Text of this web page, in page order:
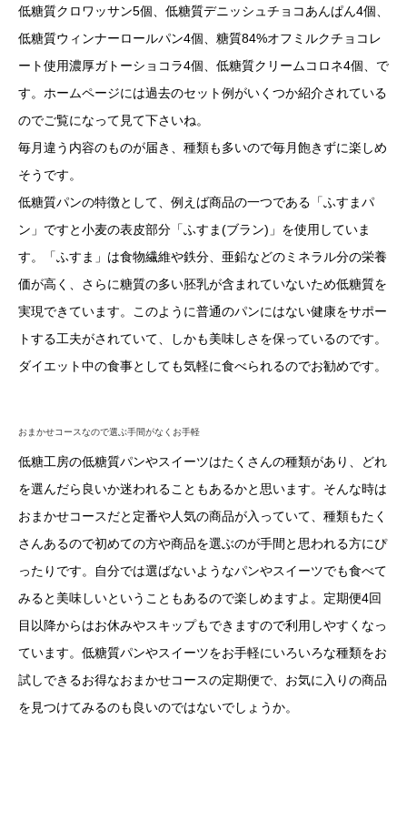
低糖質クロワッサン5個、低糖質デニッシュチョコあんぱん4個、
低糖質ウィンナーロールパン4個、糖質84%オフミルクチョコレ
ート使用濃厚ガトーショコラ4個、低糖質クリームコロネ4個、で
す。ホームページには過去のセット例がいくつか紹介されている
のでご覧になって見て下さいね。
毎月違う内容のものが届き、種類も多いので毎月飽きずに楽しめ
そうです。
低糖質パンの特徴として、例えば商品の一つである「ふすまパ
ン」ですと小麦の表皮部分「ふすま(ブラン)」を使用していま
す。「ふすま」は食物繊維や鉄分、亜鉛などのミネラル分の栄養
価が高く、さらに糖質の多い胚乳が含まれていないため低糖質を
実現できています。このように普通のパンにはない健康をサポー
トする工夫がされていて、しかも美味しさを保っているのです。
ダイエット中の食事としても気軽に食べられるのでお勧めです。
おまかせコースなので選ぶ手間がなくお手軽
低糖工房の低糖質パンやスイーツはたくさんの種類があり、どれ
を選んだら良いか迷われることもあるかと思います。そんな時は
おまかせコースだと定番や人気の商品が入っていて、種類もたく
さんあるので初めての方や商品を選ぶのが手間と思われる方にぴ
ったりです。自分では選ばないようなパンやスイーツでも食べて
みると美味しいということもあるので楽しめますよ。定期便4回
目以降からはお休みやスキップもできますので利用しやすくなっ
ています。低糖質パンやスイーツをお手軽にいろいろな種類をお
試しできるお得なおまかせコースの定期便で、お気に入りの商品
を見つけてみるのも良いのではないでしょうか。